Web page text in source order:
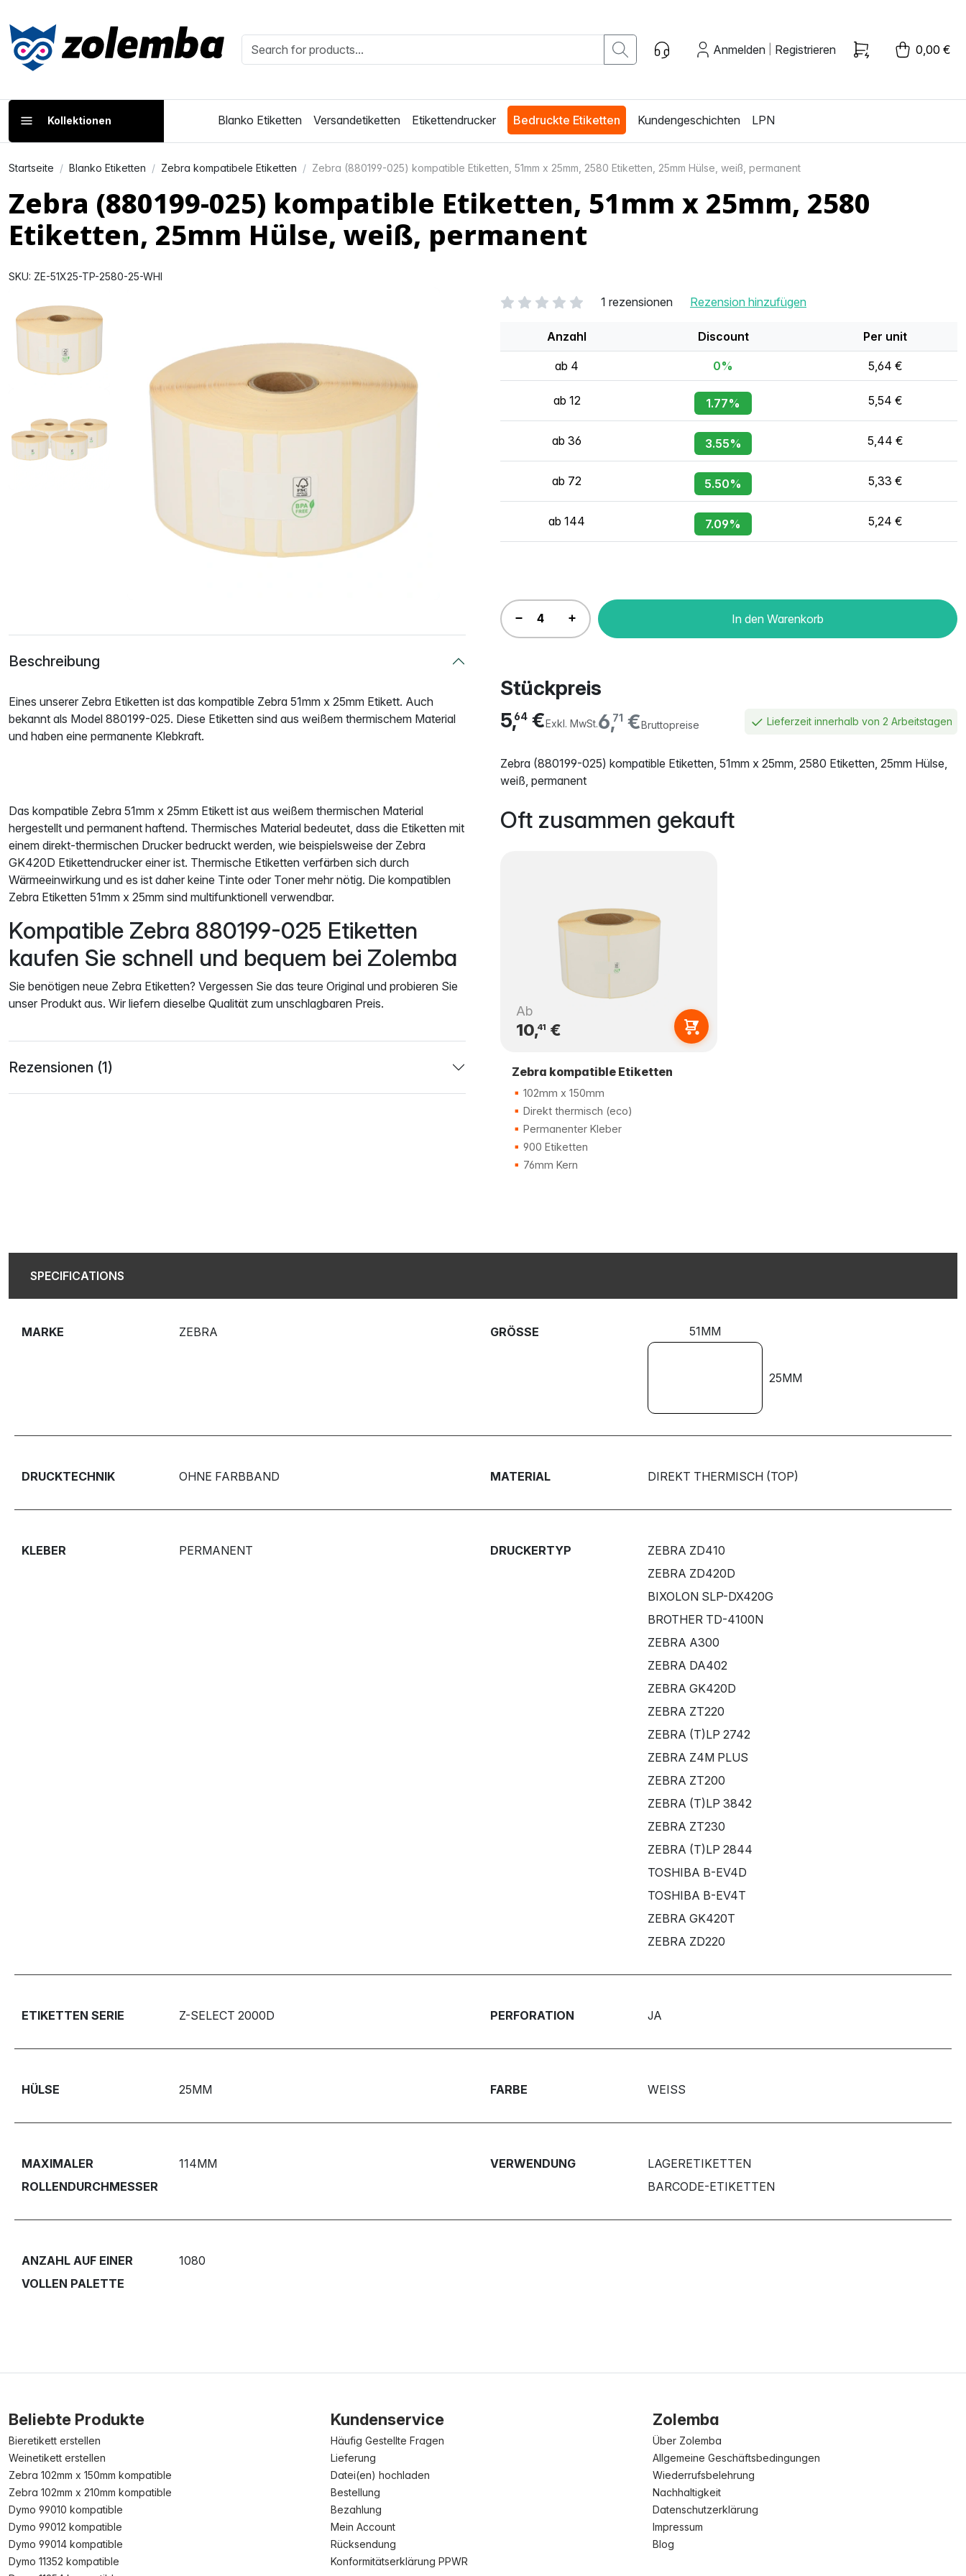
Anmelden Registrieren 0,00 €
Kollektionen Blanko Etiketten Versandetiketten Etikettendrucker Bedruckte Etiketten Kundengeschichten LPN
Startseite Blanko Etiketten Zebra kompatibele Etiketten Zebra (880199-025) kompatible Etiketten, 51mm x 25mm, 2580 Etiketten, 25mm Hülse, weiß, permanent
Zebra (880199-025) kompatible Etiketten, 51mm x 25mm, 2580
Etiketten, 25mm Hülse, weiß, permanent
SKU: ZE-51X25-TP-2580-25-WHI
1 rezensionen Rezension hinzufügen
Anzahl Discount Per unit
ab 4 0% 5,64 €
ab 12 1.77% 5,54 €
ab 36 3.55% 5,44 €
ab 72 5.50% 5,33 €
ab 144 7.09% 5,24 €
In den Warenkorb
Stückpreis
6,71 €Bruttopreise
5,64€Exkl. MwSt. Lieferzeit innerhalb von 2 Arbeitstagen
Zebra (880199-025) kompatible Etiketten, 51mm x 25mm, 2580 Etiketten, 25mm Hülse,
weiß, permanent
Oft zusammen gekauft
Ab
10,41 €
Zebra kompatible Etiketten
102mm x 150mm
Direkt thermisch (eco)
Permanenter Kleber
900 Etiketten
76mm Kern
Beschreibung
Eines unserer Zebra Etiketten ist das kompatible Zebra 51mm x 25mm Etikett. Auch
bekannt als Model 880199-025. Diese Etiketten sind aus weißem thermischem Material
und haben eine permanente Klebkraft.
Das kompatible Zebra 51mm x 25mm Etikett ist aus weißem thermischen Material
hergestellt und permanent haftend. Thermisches Material bedeutet, dass die Etiketten mit
einem direkt-thermischen Drucker bedruckt werden, wie beispielsweise der Zebra
GK420D Etikettendrucker einer ist. Thermische Etiketten verfärben sich durch
Wärmeeinwirkung und es ist daher keine Tinte oder Toner mehr nötig. Die kompatiblen
Zebra Etiketten 51mm x 25mm sind multifunktionell verwendbar.
Kompatible Zebra 880199-025 Etiketten
kaufen Sie schnell und bequem bei Zolemba
Sie benötigen neue Zebra Etiketten? Vergessen Sie das teure Original und probieren Sie
unser Produkt aus. Wir liefern dieselbe Qualität zum unschlagbaren Preis.
Rezensionen (1)
SPECIFICATIONS
MARKE ZEBRA GRÖSSE 51MM
25MM
DRUCKTECHNIK OHNE FARBBAND MATERIAL DIREKT THERMISCH (TOP)
KLEBER PERMANENT DRUCKERTYP
ZEBRA ZD410
ZEBRA ZD420D
BIXOLON SLP-DX420G
BROTHER TD-4100N
ZEBRA A300
ZEBRA DA402
ZEBRA GK420D
ZEBRA ZT220
ZEBRA (T)LP 2742
ZEBRA Z4M PLUS
ZEBRA ZT200
ZEBRA (T)LP 3842
ZEBRA ZT230
ZEBRA (T)LP 2844
TOSHIBA B-EV4D
TOSHIBA B-EV4T
ZEBRA GK420T
ZEBRA ZD220
ETIKETTEN SERIE Z-SELECT 2000D PERFORATION JA
HÜLSE 25MM FARBE WEISS
MAXIMALER
ROLLENDURCHMESSER
114MM VERWENDUNG
LAGERETIKETTEN
BARCODE-ETIKETTEN
ANZAHL AUF EINER
VOLLEN PALETTE
1080
Beliebte Produkte
Bieretikett erstellen
Weinetikett erstellen
Zebra 102mm x 150mm kompatible
Zebra 102mm x 210mm kompatible
Dymo 99010 kompatible
Dymo 99012 kompatible
Dymo 99014 kompatible
Dymo 11352 kompatible
Kundenservice
Häufig Gestellte Fragen
Lieferung
Datei(en) hochladen
Bestellung
Bezahlung
Mein Account
Rücksendung
Konformitätserklärung PPWR
Zolemba
Über Zolemba
Allgemeine Geschäftsbedingungen
Wiederrufsbelehrung
Nachhaltigkeit
Datenschutzerklärung
Impressum
Blog